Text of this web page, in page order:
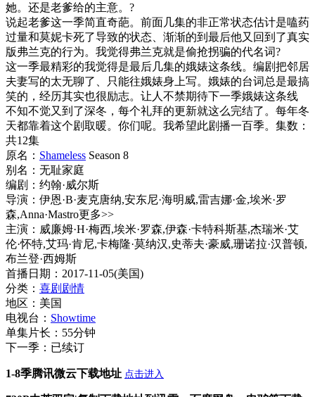
她。还是老爹给的主意。?
说起老爹这一季简直奇葩。前面几集的非正常状态估计是嗑药
过量和莫妮卡死了导致的状态、渐渐的到最后他又回到了真实
版弗兰克的行为。我觉得弗兰克就是偷抢拐骗的代名词?
这一季最精彩的我觉得是最后几集的娥婊这条线。编剧把邻居
夫妻写的太无聊了、只能往娥婊身上写。娥婊的台词总是最搞
笑的，经历其实也很励志。让人不禁期待下一季娥婊这条线
不知不觉又到了深冬，每个礼拜的更新就这么完结了。每年冬
天都靠着这个剧取暖。你们呢。我希望此剧播一百季。集数：
共12集
原名： Shameless Season 8
别名：无耻家庭
编剧：约翰·威尔斯
导演：伊恩·B·麦克唐纳,安东尼·海明威,雷吉娜·金,埃米·罗
森,Anna·Mastro更多>>
主演：威廉姆·H·梅西,埃米·罗森,伊森·卡特科斯基,杰瑞米·艾
伦·怀特,艾玛·肯尼,卡梅隆·莫纳汉,史蒂夫·豪威,珊诺拉·汉普顿,
布兰登·西姆斯
首播日期：2017-11-05(美国)
分类： 喜剧 剧情
地区：美国
电视台： Showtime
单集片长：55分钟
下一季：已续订
1-8季腾讯微云下载地址 点击进入